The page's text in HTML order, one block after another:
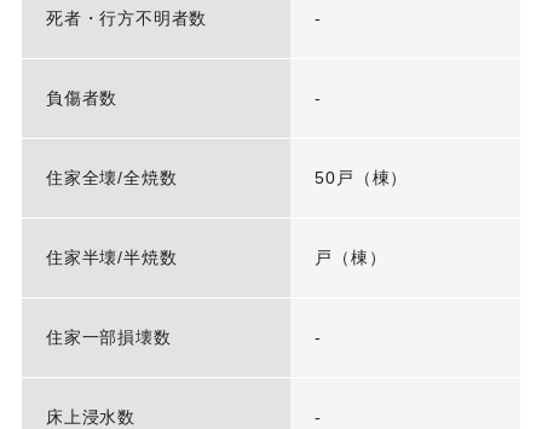
死者・行方不明者数 -
負傷者数 -
住家全壊/全焼数 50戸（棟）
住家半壊/半焼数 戸（棟）
住家一部損壊数 -
床上浸水数 -